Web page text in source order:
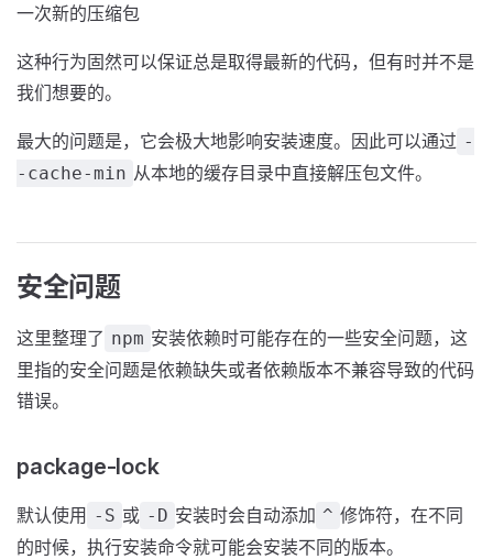
一次新的压缩包
这种行为固然可以保证总是取得最新的代码，但有时并不是
我们想要的。
最大的问题是，它会极大地影响安装速度。因此可以通过 -
-cache-min 从本地的缓存目录中直接解压包文件。
安全问题
这里整理了 npm 安装依赖时可能存在的一些安全问题，这
里指的安全问题是依赖缺失或者依赖版本不兼容导致的代码
错误。
package-lock
默认使用 -S 或 -D 安装时会自动添加 ^ 修饰符，在不同
的时候，执行安装命令就可能会安装不同的版本。